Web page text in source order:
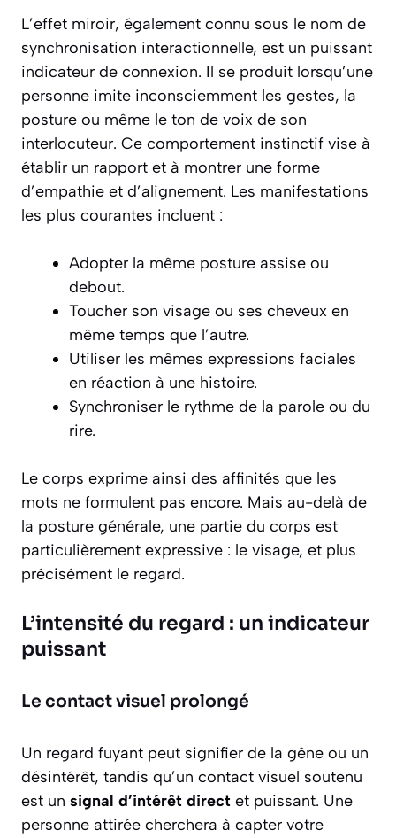
L’effet miroir, également connu sous le nom de
synchronisation interactionnelle, est un puissant
indicateur de connexion. Il se produit lorsqu’une
personne imite inconsciemment les gestes, la
posture ou même le ton de voix de son
interlocuteur. Ce comportement instinctif vise à
établir un rapport et à montrer une forme
d’empathie et d’alignement. Les manifestations
les plus courantes incluent :
Adopter la même posture assise ou
debout.
Toucher son visage ou ses cheveux en
même temps que l’autre.
Utiliser les mêmes expressions faciales
en réaction à une histoire.
Synchroniser le rythme de la parole ou du
rire.
Le corps exprime ainsi des affinités que les
mots ne formulent pas encore. Mais au-delà de
la posture générale, une partie du corps est
particulièrement expressive : le visage, et plus
précisément le regard.
L’intensité du regard : un indicateur
puissant
Le contact visuel prolongé
Un regard fuyant peut signifier de la gêne ou un
désintérêt, tandis qu’un contact visuel soutenu
est un signal d’intérêt direct et puissant. Une
personne attirée cherchera à capter votre